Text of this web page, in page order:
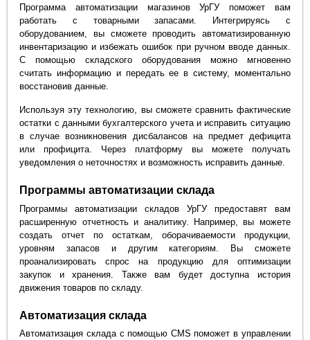
Программа автоматизации магазинов УрГУ поможет вам
работать с товарными запасами. Интегрируясь с
оборудованием, вы сможете проводить автоматизированную
инвентаризацию и избежать ошибок при ручном вводе данных.
С помощью складского оборудования можно мгновенно
считать информацию и передать ее в систему, моментально
восстановив данные.
Используя эту технологию, вы сможете сравнить фактические
остатки с данными бухгалтерского учета и исправить ситуацию
в случае возникновения дисбалансов на предмет дефицита
или профицита. Через платформу вы можете получать
уведомления о неточностях и возможность исправить данные.
Программы автоматизации склада
Программы автоматизации складов УрГУ предоставят вам
расширенную отчетность и аналитику. Например, вы можете
создать отчет по остаткам, оборачиваемости продукции,
уровням запасов и другим категориям. Вы сможете
проанализировать спрос на продукцию для оптимизации
закупок и хранения. Также вам будет доступна история
движения товаров по складу.
Автоматизация склада
Автоматизация склада с помощью CMS поможет в управлении